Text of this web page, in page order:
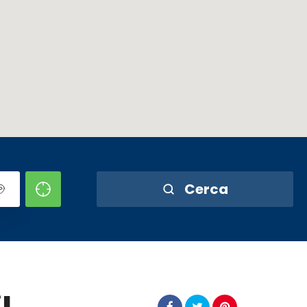
Cerca